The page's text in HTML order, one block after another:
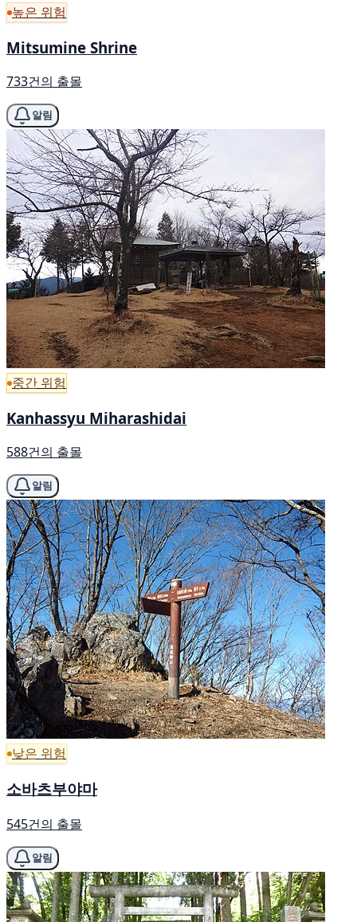
높은 위험
Mitsumine Shrine
733건의 출몰
알림
중간 위험
Kanhassyu Miharashidai
588건의 출몰
알림
낮은 위험
소바츠부야마
545건의 출몰
알림